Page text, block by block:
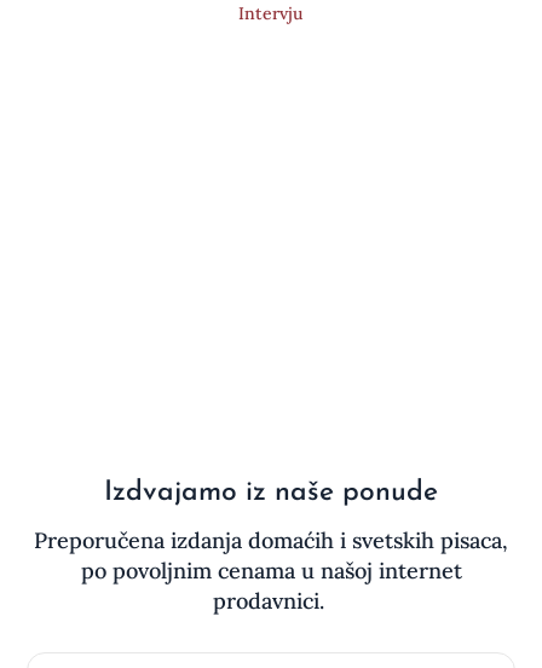
Intervju
Izdvajamo iz naše ponude
Preporučena izdanja domaćih i svetskih pisaca,
po povoljnim cenama u našoj internet
prodavnici.